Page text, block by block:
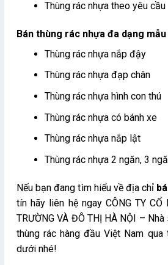
Thùng rác nhựa theo yêu cầu
Bán thùng rác nhựa đa dạng
Thùng rác nhựa nắp đậy
Thùng rác nhựa đạp chân
Thùng rác nhựa hình con thú
Thùng rác nhựa có bánh xe
Thùng rác nhựa nắp lật
Thùng rác nhựa 2 ngăn, 3
Nếu bạn đang tìm hiểu về địa chỉ
tín hãy liên hệ ngay CÔNG TY CỔ
TRƯỜNG VÀ ĐÔ THỊ HÀ NỘI –
thùng rác hàng đầu Việt Nam
dưới nhé!